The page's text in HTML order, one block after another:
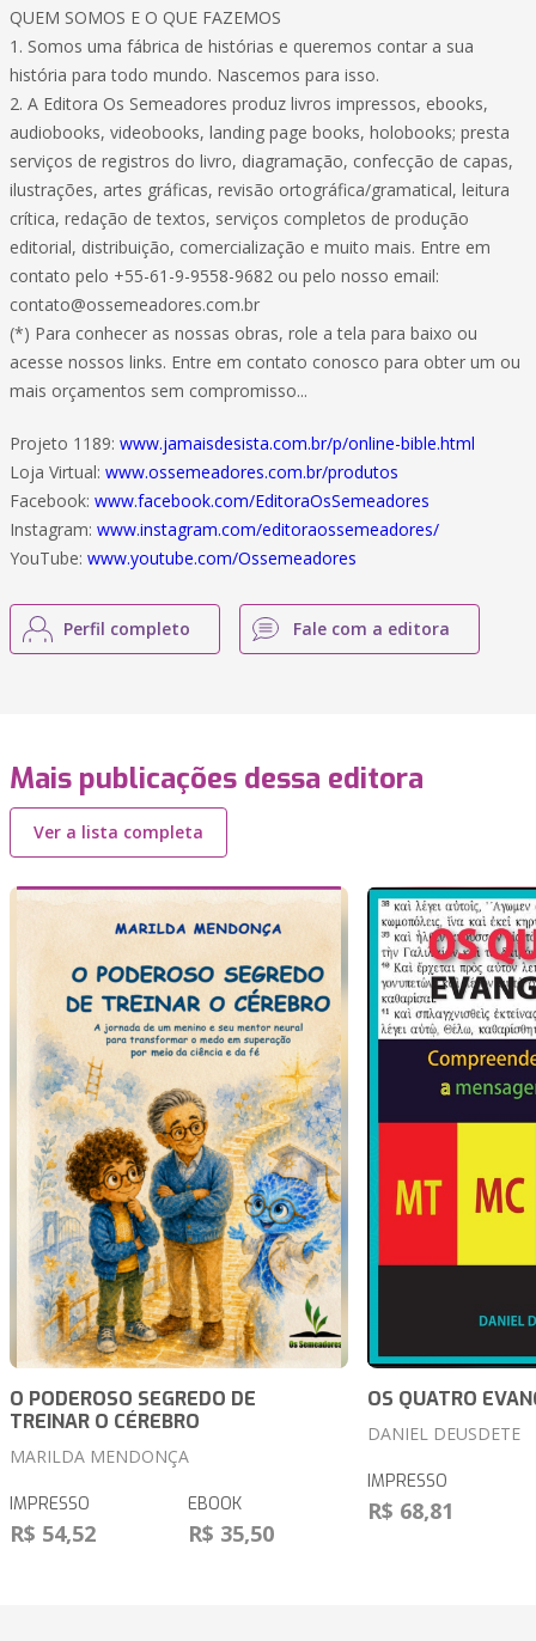
QUEM SOMOS E O QUE FAZEMOS
1. Somos uma fábrica de histórias e queremos contar a sua
história para todo mundo. Nascemos para isso.
2. A Editora Os Semeadores produz livros impressos, ebooks,
audiobooks, videobooks, landing page books, holobooks; presta
serviços de registros do livro, diagramação, confecção de capas,
ilustrações, artes gráficas, revisão ortográfica/gramatical, leitura
crítica, redação de textos, serviços completos de produção
editorial, distribuição, comercialização e muito mais. Entre em
contato pelo +55-61-9-9558-9682 ou pelo nosso email:
contato@ossemeadores.com.br
(*) Para conhecer as nossas obras, role a tela para baixo ou
acesse nossos links. Entre em contato conosco para obter um ou
mais orçamentos sem compromisso...
Projeto 1189: www.jamaisdesista.com.br/p/online-bible.html
Loja Virtual: www.ossemeadores.com.br/produtos
Facebook: www.facebook.com/EditoraOsSemeadores
Instagram: www.instagram.com/editoraossemeadores/
YouTube: www.youtube.com/Ossemeadores
Perfil completo Fale com a editora
Mais publicações dessa editora
Ver a lista completa
O PODEROSO SEGREDO DE
TREINAR O CÉREBRO
MARILDA MENDONÇA
IMPRESSO
R$ 54,52
EBOOK
R$ 35,50
OS QUATRO
DANIEL DEUSDETE
IMPRESSO
R$ 68,81